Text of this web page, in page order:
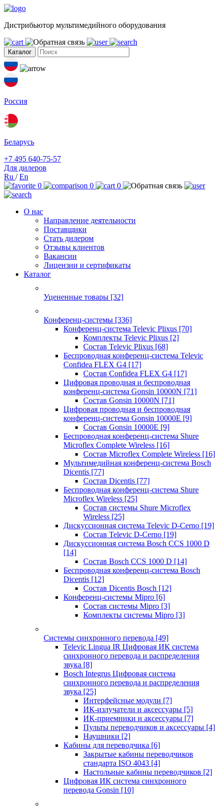
Дистрибьютор мультимедийного оборудования
Каталог
Россия
Беларусь
+7 495 640-75-57
Для дилеров
Ru /En
0
0 0
О нас
Направление деятельности
Поставщики
Стать дилером
Отзывы клиентов
Вакансии
Лицензии и сертификаты
Каталог
Уцененные товары [32]
Конференц-системы [336]
Конференц-система Televic Plixus [70]
Комплекты Televic Plixus [2]
Состав Televic Plixus [68]
Беспроводная конференц-система Televic
Confidea FLEX G4 [17]
Состав Confidea FLEX G4 [17]
Цифровая проводная и беспроводная
конференц-система Gonsin 10000N [71]
Состав Gonsin 10000N [71]
Цифровая проводная и беспроводная
конференц-система Gonsin 10000E [9]
Состав Gonsin 10000E [9]
Беспроводная конференц-система Shure
Microflex Complete Wireless [16]
Состав Microflex Complete Wireless [16]
Мультимедийная конференц-система Bosch
Dicentis [77]
Состав Dicentis [77]
Беспроводная конференц-система Shure
Microflex Wireless [25]
Состав системы Shure Microflex
Wireless [25]
Дискуссионная система Televic D-Cerno [19]
Состав Televic D-Cerno [19]
Дискуссионная система Bosch CCS 1000 D
[14]
Состав Bosch CCS 1000 D [14]
Беспроводная конференц-система Bosch
Dicentis [12]
Состав Dicentis Bosch [12]
Конференц-системы Mipro [6]
Состав системы Mipro [3]
Комплекты системы Mipro [3]
Системы синхронного перевода [49]
Televic Lingua IR Цифровая ИК система
синхронного перевода и распределения
звука [8]
Bosch Integrus Цифровая система
синхронного перевода и распределения
звука [25]
Интерфейсные модули [7]
ИК-излучатели и аксессуары [5]
ИК-приемники и аксессуары [7]
Пульты переводчиков и аксессуары [4]
Наушники [2]
Кабины для переводчика [6]
Закрытые кабины переводчиков
стандарта ISO 4043 [4]
Настольные кабины переводчиков [2]
Цифровая ИК система синхронного
перевода Gonsin [10]